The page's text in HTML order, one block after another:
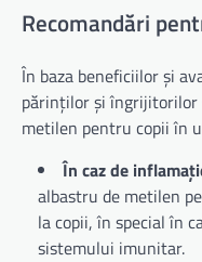
Recomandări
În baza beneficiilor și
părinților și îngrijitorilor
metilen pentru copii în
În caz de
albastru de metilen
la copii, în special în
sistemului imunitar.